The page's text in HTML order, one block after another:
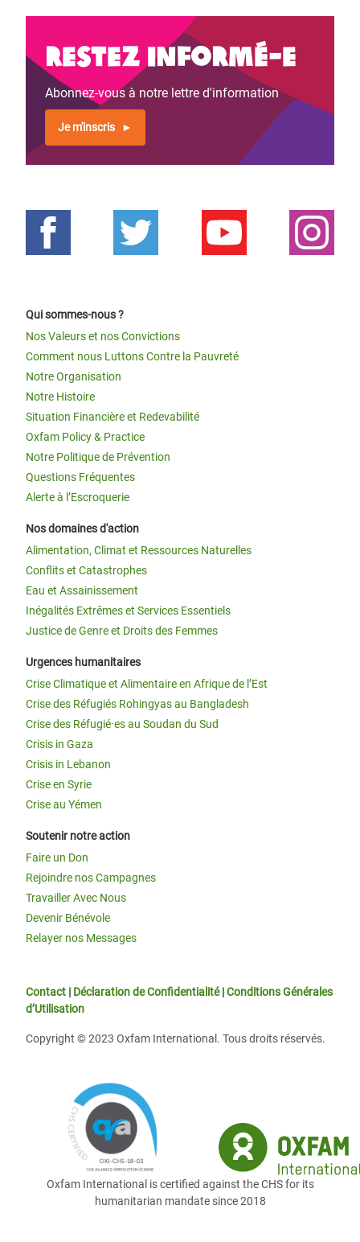
Restez informé-e
Abonnez-vous à notre lettre d'information
Je m'inscris
Qui sommes-nous ?
Nos Valeurs et nos Convictions
Comment nous Luttons Contre la Pauvreté
Notre Organisation
Notre Histoire
Situation Financière et Redevabilité
Oxfam Policy & Practice
Notre Politique de Prévention
Questions Fréquentes
Alerte à l’Escroquerie
Nos domaines d'action
Alimentation, Climat et Ressources Naturelles
Conflits et Catastrophes
Eau et Assainissement
Inégalités Extrêmes et Services Essentiels
Justice de Genre et Droits des Femmes
Urgences humanitaires
Crise Climatique et Alimentaire en Afrique de l’Est
Crise des Réfugiés Rohingyas au Bangladesh
Crise des Réfugié·es au Soudan du Sud
Crisis in Gaza
Crisis in Lebanon
Crise en Syrie
Crise au Yémen
Soutenir notre action
Faire un Don
Rejoindre nos Campagnes
Travailler Avec Nous
Devenir Bénévole
Relayer nos Messages
Contact | Déclaration de Confidentialité|Conditions Générales
d’Utilisation
Copyright © 2023 Oxfam International. Tous droits réservés.
Oxfam International is certified against the CHS for its
humanitarian mandate since 2018